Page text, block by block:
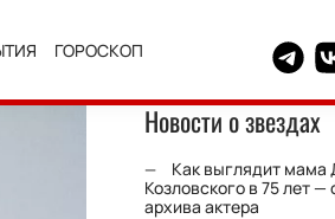
ГОРОСКОП
Новости о звездах
Как выглядит мама
Козловского в 75 лет —
архива актера